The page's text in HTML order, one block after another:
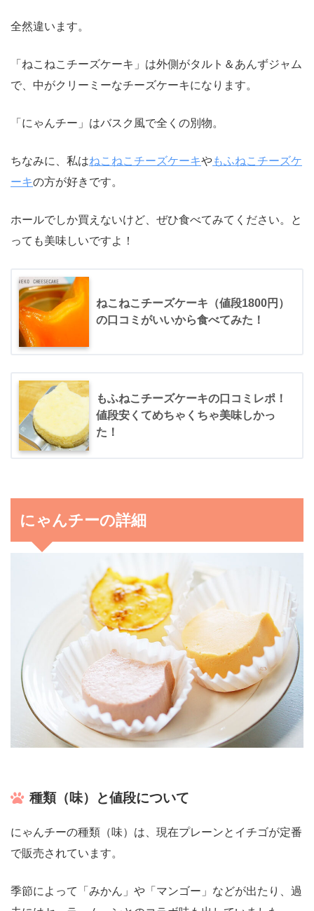
全然違います。
「ねこねこチーズケーキ」は外側がタルト＆あんずジャム
で、中がクリーミーなチーズケーキになります。
「にゃんチー」はバスク風で全くの別物。
ちなみに、私はねこねこチーズケーキやもふねこチーズケ
ーキの方が好きです。
ホールでしか買えないけど、ぜひ食べてみてください。と
っても美味しいですよ！
ねこねこチーズケーキ（値段1800円）
の口コミがいいから食べてみた！
もふねこチーズケーキの口コミレポ！
値段安くてめちゃくちゃ美味しかっ
た！
にゃんチーの詳細
種類（味）と値段について
にゃんチーの種類（味）は、現在プレーンとイチゴが定番
で販売されています。
季節によって「みかん」や「マンゴー」などが出たり、過